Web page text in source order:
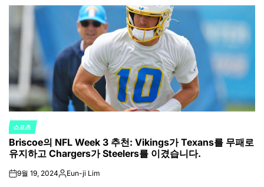
POSTED
IN
스포츠
Briscoe의 NFL Week 3 추천: Vikings가 Texans를 무패로
유지하고 Chargers가 Steelers를 이겼습니다.
on9월 19, 2024Posted
Eun-ji Lim